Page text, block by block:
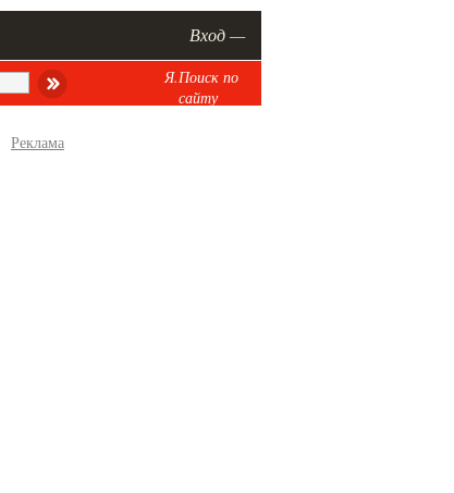
Вход —
Я.Поиск по
сайту
Реклама